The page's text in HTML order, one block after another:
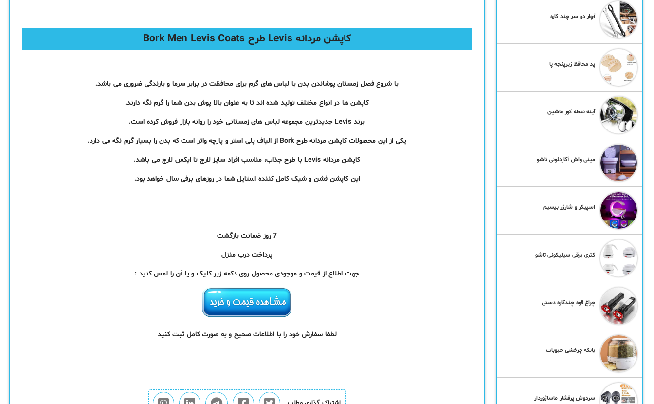
کاپشن مردانه Levis طرح Bork Men Levis Coats
با شروع فصل زمستان پوشاندن بدن با لباس های گرم برای محافظت در برابر سرما و بارندگی ضروری می باشد.
کاپشن ها در انواع مختلف تولید شده اند تا به عنوان بالا پوش بدن شما را گرم نگه دارند.
برند Levis جدیدترین مجموعه لباس های زمستانی خود را روانه بازار فروش کرده است.
یکی از این محصولات کاپشن مردانه طرح Bork از الیاف پلی استر و پارچه واتر است که بدن را بسیار گرم نگه می دارد.
کاپشن مردانه Levis با طرح جذاب، مناسب افراد سایز لارج تا ایکس لارج می باشد.
این کاپشن فشن و شیک کامل کننده استایل شما در روزهای برفی سال خواهد بود.
7 روز ضمانت بازگشت
پرداخت درب منزل
جهت اطلاع از قیمت و موجودی محصول روی دکمه زیر کلیک و یا آن را لمس کنید :
لطفا سفارش خود را با اطلاعات صحیح و به صورت کامل ثبت کنید
آچار دو سر چند کاره
پد محافظ زیرپنجه پا
آینه نقطه کور ماشین
مینی واش آکاردئونی تاشو
اسپیکر و شارژر بیسیم
کتری برقی سیلیکونی تاشو
چراغ قوه چندکاره دستی
بانکه چرخشی حبوبات
سردوش پرفشار ماساژوردار